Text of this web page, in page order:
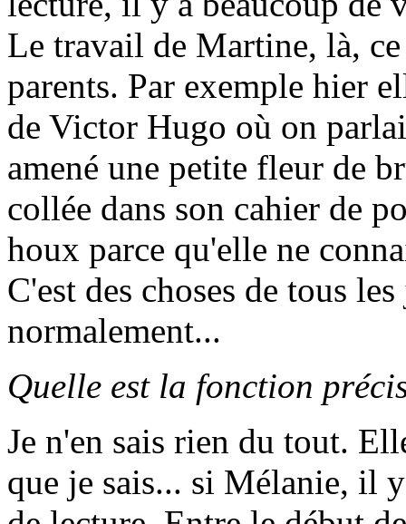
Le travail de Martine, là,
parents. Par exemple hier
de Victor Hugo où on
amené une petite fleur de
collée dans son cahier de
houx parce qu'elle ne
C'est des choses de tous
normalement...
Quelle est la fonction
Je n'en sais rien du tout.
que je sais... si Mélanie, il